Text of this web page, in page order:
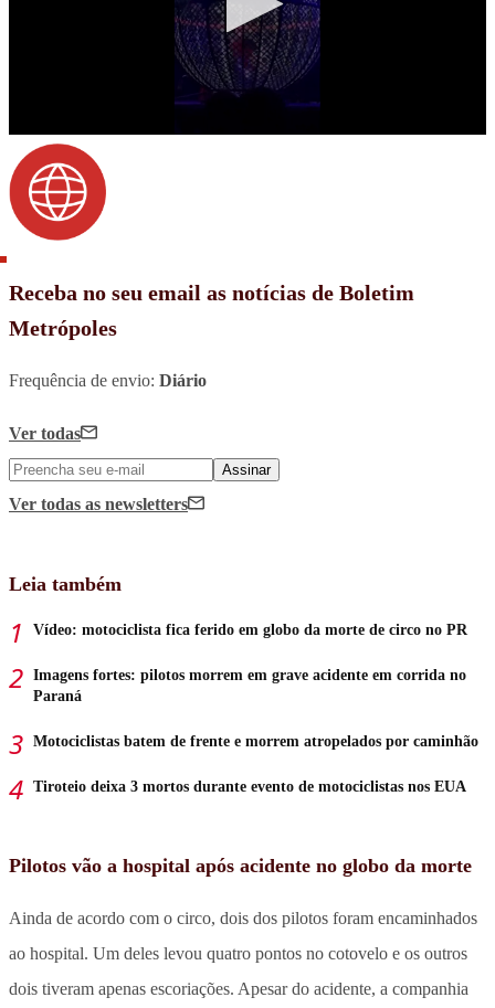
Receba no seu email as notícias de Boletim
Metrópoles
Frequência de envio: Diário
Ver todas
Assinar
Ver todas as newsletters
Leia também
Vídeo: motociclista fica ferido em globo da morte de circo no PR
Imagens fortes: pilotos morrem em grave acidente em corrida no
Paraná
Motociclistas batem de frente e morrem atropelados por caminhão
Tiroteio deixa 3 mortos durante evento de motociclistas nos EUA
Pilotos vão a hospital após acidente no globo da morte
Ainda de acordo com o circo, dois dos pilotos foram encaminhados
ao hospital. Um deles levou quatro pontos no cotovelo e os outros
dois tiveram apenas escoriações. Apesar do acidente, a companhia